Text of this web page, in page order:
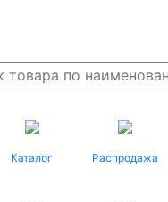
Каталог Распродажа